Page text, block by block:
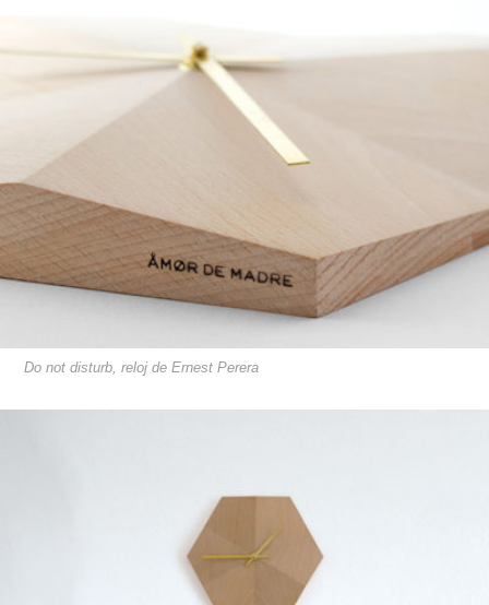
Do not disturb, reloj de Ernest Perera